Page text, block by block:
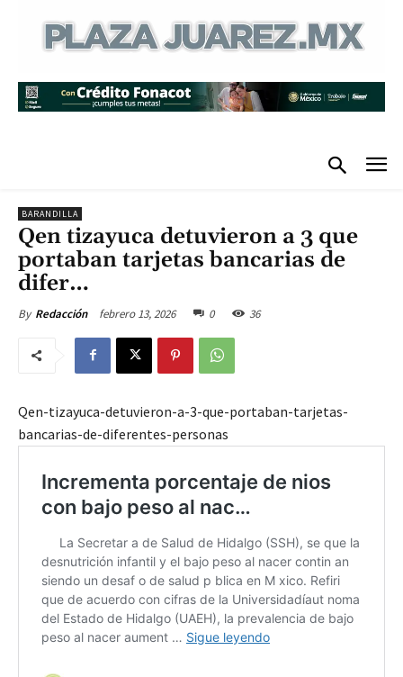
BARANDILLA
Qen tizayuca detuvieron a 3 que
portaban tarjetas bancarias de
difer…
By Redacción febrero 13, 2026 0 36
Qen-tizayuca-detuvieron-a-3-que-portaban-tarjetas-
bancarias-de-diferentes-personas